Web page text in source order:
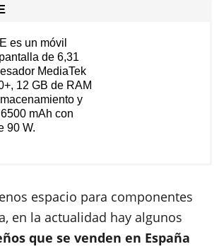
es un móvil
de 6,31
MediaTek
12 GB de RAM
y
mAh con
90 W.
espacio para componentes
en la actualidad hay algunos
que se venden en España